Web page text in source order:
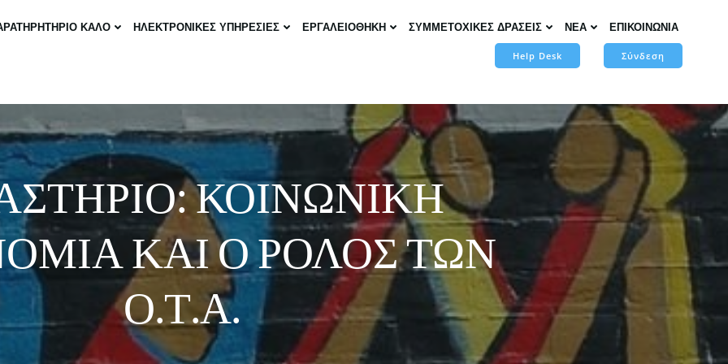
ΚΑΛΟ ΗΛΕΚΤΡΟΝΙΚΕΣ ΥΠΗΡΕΣΙΕΣ ΕΡΓΑΛΕΙΟΘΗΚΗ ΣΥΜΜΕΤΟΧΙΚΕΣ ΔΡΑΣΕΙΣ ΝΕΑ ΕΠΙΚΟΙΝΩΝΙΑ
Help Desk Σύνδεση
ΚΟΙΝΩΝΙΚΗ
ΚΑΙ Ο ΡΟΛΟΣ ΤΩΝ
Ο.Τ.Α.